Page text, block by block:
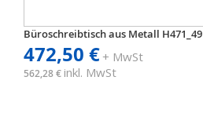
Büroschreibtisch aus Metall H471_49
472,50 €+ MwSt
562,28 € inkl. MwSt